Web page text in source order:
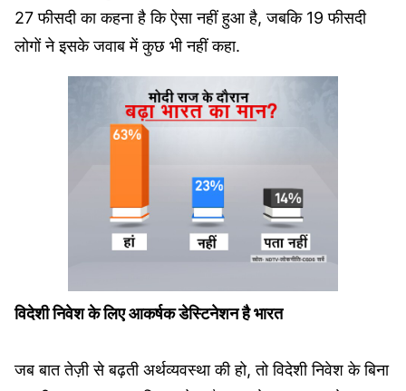
27 फीसदी का कहना है कि ऐसा नहीं हुआ है, जबकि 19 फीसदी
लोगों ने इसके जवाब में कुछ भी नहीं कहा.
विदेशी निवेश के लिए आकर्षक डेस्टिनेशन है भारत
जब बात तेज़ी से बढ़ती अर्थव्यवस्था की हो, तो विदेशी निवेश के बिना